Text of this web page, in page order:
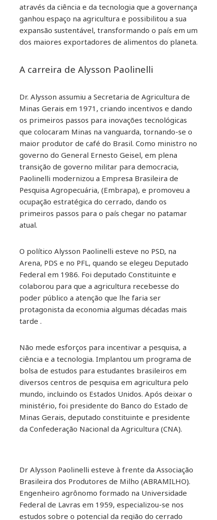
através da ciência e da tecnologia que a governança
ganhou espaço na agricultura e possibilitou a sua
expansão sustentável, transformando o país em um
dos maiores exportadores de alimentos do planeta.
A carreira de Alysson Paolinelli
Dr. Alysson assumiu a Secretaria de Agricultura de
Minas Gerais em 1971, criando incentivos e dando
os primeiros passos para inovações tecnológicas
que colocaram Minas na vanguarda, tornando-se o
maior produtor de café do Brasil. Como ministro no
governo do General Ernesto Geisel, em plena
transição de governo militar para democracia,
Paolinelli modernizou a Empresa Brasileira de
Pesquisa Agropecuária, (Embrapa), e promoveu a
ocupação estratégica do cerrado, dando os
primeiros passos para o país chegar no patamar
atual.
O político Alysson Paolinelli esteve no PSD, na
Arena, PDS e no PFL, quando se elegeu Deputado
Federal em 1986. Foi deputado Constituinte e
colaborou para que a agricultura recebesse do
poder público a atenção que lhe faria ser
protagonista da economia algumas décadas mais
tarde .
Não mede esforços para incentivar a pesquisa, a
ciência e a tecnologia. Implantou um programa de
bolsa de estudos para estudantes brasileiros em
diversos centros de pesquisa em agricultura pelo
mundo, incluindo os Estados Unidos. Após deixar o
ministério, foi presidente do Banco do Estado de
Minas Gerais, deputado constituinte e presidente
da Confederação Nacional da Agricultura (CNA).
Dr Alysson Paolinelli esteve à frente da Associação
Brasileira dos Produtores de Milho (ABRAMILHO).
Engenheiro agrônomo formado na Universidade
Federal de Lavras em 1959, especializou-se nos
estudos sobre o potencial da região do cerrado